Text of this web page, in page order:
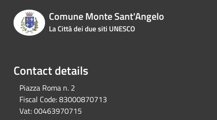
Comune Monte Sant'Angelo
La Città dei due siti UNESCO
Contact details
Piazza Roma n. 2
Fiscal Code:83000870713
Vat:00463970715